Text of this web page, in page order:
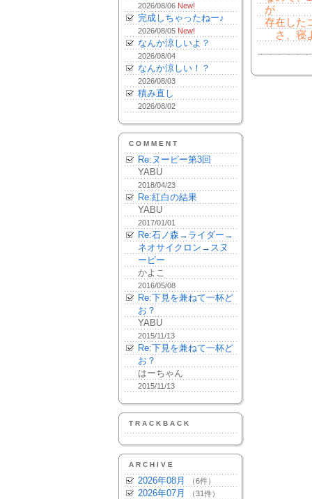
2026/08/06 New!
完成しちゃったねー♪
2026/08/05 New!
なんか涼しいよ？
2026/08/04
なんか涼しい！？
2026/08/03
積み直し
2026/08/02
COMMENT
Re:ヌーピー第3回
YABU
2018/04/23
Re:紅白の結果
YABU
2017/01/01
Re:石ノ森→ライダー→
ネオサイクロン→スヌ
ーピー
かよこ
2016/05/08
Re:下見を兼ねて一杯ど
お？
YABU
2015/11/13
Re:下見を兼ねて一杯ど
お？
はーちゃん
2015/11/13
TRACKBACK
ARCHIVE
2026年08月 （6件）
2026年07月 （31件）
が
存在した
さ、寝